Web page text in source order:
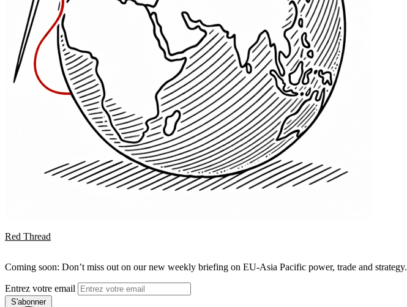
Red Thread
Coming soon: Don’t miss out on our new weekly briefing on EU-Asia Pacific power, trade and strategy.
Entrez votre email
S'abonner